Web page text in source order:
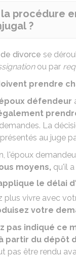
procédure
?
divorce se
ou par
prendre
défendeur
La
au juge
l'époux
moyens, qu'il
le délai
plus vivre avec
votre
pas indiqué ce
partir du dépôt
pas être rendu